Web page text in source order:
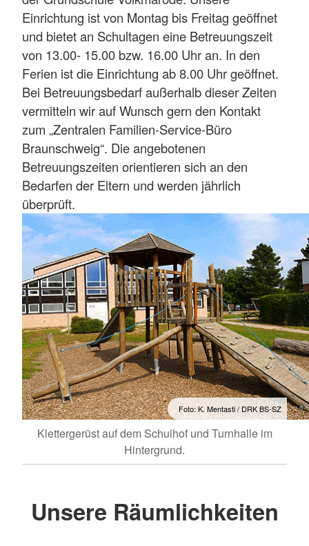
Einrichtung ist von Montag bis Freitag geöffnet
und bietet an Schultagen eine Betreuungszeit
von 13.00- 15.00 bzw. 16.00 Uhr an. In den
Ferien ist die Einrichtung ab 8.00 Uhr geöffnet.
Bei Betreuungsbedarf außerhalb dieser Zeiten
vermitteln wir auf Wunsch gern den Kontakt
zum „Zentralen Familien-Service-Büro
Braunschweig“. Die angebotenen
Betreuungszeiten orientieren sich an den
Bedarfen der Eltern und werden jährlich
überprüft.
Foto: K. Mentasti / DRK BS-SZ
Klettergerüst auf dem Schulhof und Turnhalle im
Hintergrund.
Unsere Räumlichkeiten